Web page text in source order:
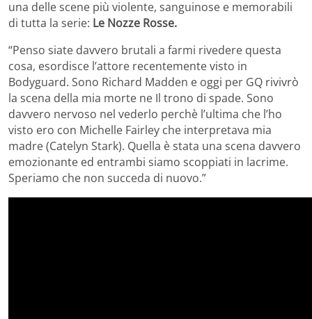
una delle scene più violente, sanguinose e memorabili
di tutta la serie: Le Nozze Rosse.
“Penso siate davvero brutali a farmi rivedere questa
cosa, esordisce l’attore recentemente visto in
Bodyguard. Sono Richard Madden e oggi per GQ rivivrò
la scena della mia morte ne Il trono di spade. Sono
davvero nervoso nel vederlo perchè l’ultima che l’ho
visto ero con Michelle Fairley che interpretava mia
madre (Catelyn Stark). Quella è stata una scena davvero
emozionante ed entrambi siamo scoppiati in lacrime.
Speriamo che non succeda di nuovo.”